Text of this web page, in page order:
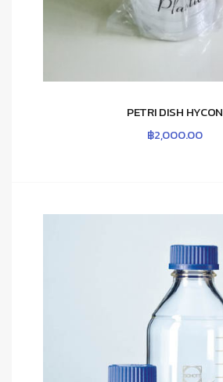
PETRI DISH HYCON
฿2,000.00